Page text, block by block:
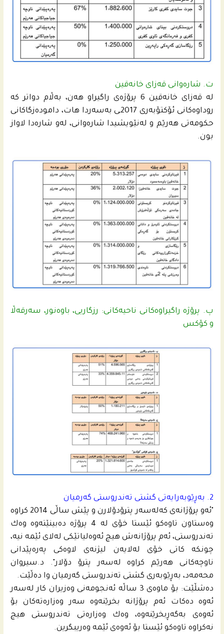
ت. شاره‌وانى قه‌زاى خانه‌قین
له‌ قه‌زاى خانه‌قین 6 پرۆژه‌ى راگیراو هه‌ن، به‌ڵام دواتر كه‌
روداوه‌كانى ئۆكتۆبه‌رى 2017ـى به‌سه‌ردا هات، داموده‌زگاكانى
حكومه‌تى هه‌رێم و له‌نێویشیدا شاره‌وانى، له‌و شاره‌دا لاواز
بون.
پ. پرۆژه‌ راگیراوه‌كانى ناحیه‌كانى: رزگاریى، باوه‌نور، سه‌رقه‌ڵا
و كۆكس
2. به‌ڕێوبه‌رایه‌تى گشتى ته‌ندروستى گه‌رمیان
"ئه‌و پرۆژانه‌ى كه‌له‌سه‌ر پترۆدۆلارن و پێش ساڵى 2014 كراوه‌
وه‌ستاون تاوه‌كو ئێستا خۆى له‌ 4 پرۆژه‌ ده‌بینێته‌وه‌ وه‌ك
ته‌ندروستى، ئه‌م پرۆژانه‌ش هیچ ئه‌وه‌لیاتێكى له‌لاى ئێمه‌ نیه‌،
چونكه‌ كاتى خۆى له‌لایه‌ن لیژنه‌ی لاوه‌كی په‌ره‌پێدانى
ناوچه‌كانى هه‌رێم كراوه‌ له‌سه‌ر پترۆ دۆلار". د.سیروان
محه‌مه‌د، به‌ڕێوبه‌رى گشتى ته‌ندروستى گه‌رمیان وا ده‌ڵێت.
ده‌شڵێت: بۆ ماوه‌ى 3 ساڵه‌ ئه‌نجومه‌نى وه‌زیران كار له‌سه‌ر
ئه‌وه‌ ده‌كات ئه‌م پرۆژانه‌ بخرێنه‌وه‌ سه‌ر وه‌زاره‌ته‌كان بۆ
ئه‌وه‌ى به‌گه‌ڕبخرێنه‌وه‌، وه‌ك وه‌زاره‌تى ته‌ندروستى هیچ
نه‌كراوه‌ تاوه‌كو ئێستا بۆ ئه‌وه‌ى ئێمه‌ وه‌ریبگرین.